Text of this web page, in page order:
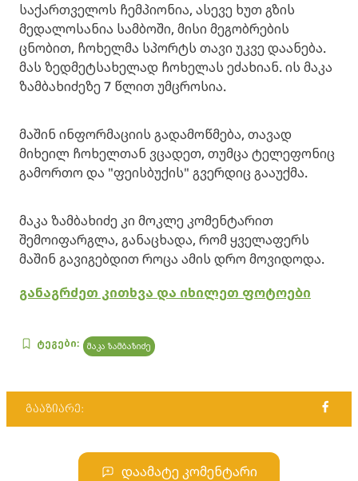
საქართველოს ჩემპიონია, ასევე ხუთ გზის
მედალოსანია სამბოში, მისი მეგობრების
ცნობით, ჩოხელმა სპორტს თავი უკვე დაანება.
მას ზედმეტსახელად ჩოხელას ეძახიან. ის მაკა
ზამბახიძეზე 7 წლით უმცროსია.
მაშინ ინფორმაციის გადამოწმება, თავად
მიხეილ ჩოხელთან ვცადეთ, თუმცა ტელეფონიც
გამორთო და "ფეისბუქის" გვერდიც გააუქმა.
მაკა ზამბახიძე კი მოკლე კომენტარით
შემოიფარგლა, განაცხადა, რომ ყველაფერს
მაშინ გავიგებდით როცა ამის დრო მოვიდოდა.
განაგრძეთ კითხვა და იხილეთ ფოტოები
ტეგები: მაკა ზამბაზიძე
გააზიარე:
დაამატე კომენტარი